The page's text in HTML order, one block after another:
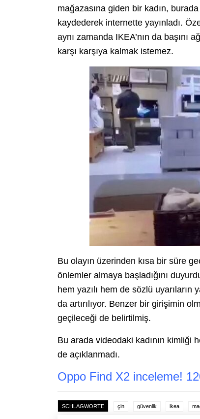
mağazasına giden bir kadın,
kaydederek internette yayınladı.
aynı zamanda IKEA’nın da başını
karşı karşıya kalmak istemez.
Bu olayın üzerinden kısa bir süre
önlemler almaya başladığını
hem yazılı hem de sözlü uyarıların
da artırılıyor. Benzer bir girişimin
geçileceği de belirtilmiş.
Bu arada videodaki kadının kimliği
de açıklanmadı.
Oppo Find X2 inceleme!
SCHLAGWORTE çin güvenlik ikea